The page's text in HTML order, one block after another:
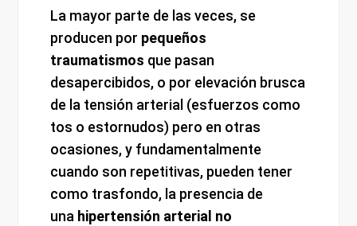
La mayor parte de las veces, se
producen por pequeños
traumatismos que pasan
desapercibidos, o por elevación brusca
de la tensión arterial (esfuerzos como
tos o estornudos) pero en otras
ocasiones, y fundamentalmente
cuando son repetitivas, pueden tener
como trasfondo, la presencia de
una hipertensión arterial no